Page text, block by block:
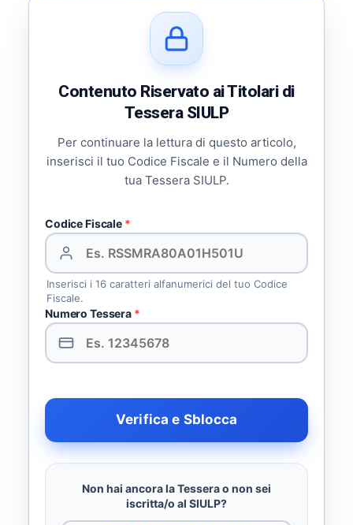
Contenuto Riservato ai Titolari di
Tessera SIULP
Per continuare la lettura di questo articolo,
inserisci il tuo Codice Fiscale e il Numero della
tua Tessera SIULP.
Codice Fiscale *
Inserisci i 16 caratteri alfanumerici del tuo Codice
Fiscale.
Numero Tessera *
Verifica e Sblocca
Non hai ancora la Tessera o non sei
iscritta/o al SIULP?